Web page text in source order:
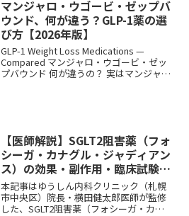
マンジャロ・ウゴービ・ゼップバ
ウンド、何が違う？GLP-1薬の選
び方【2026年版】
GLP-1 Weight Loss Medications —
Compared マンジャロ・ウゴービ・ゼッ
プバウンド 何が違うの？ 実はマンジャロ
【医師解説】SGLT2阻害薬（フォ
シーガ・カナグル・ジャディアン
ス）の効果・副作用・臨床試験デ
ータ
本記事はゆうしん内科クリニック（札幌
市中央区）院長・横田健太郎医師が監修
した、SGLT2阻害薬（フォシーガ・カナ